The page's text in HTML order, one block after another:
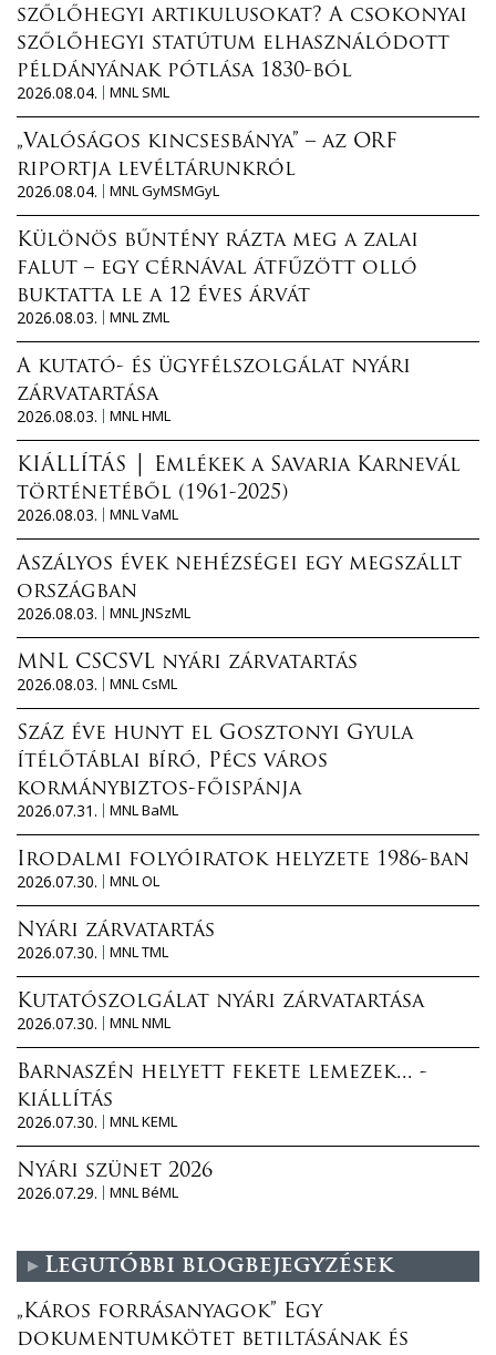
szőlőhegyi artikulusokat? A csokonyai
szőlőhegyi statútum elhasználódott
példányának pótlása 1830-ból
2026.08.04.
MNL SML
„Valóságos kincsesbánya” – az ORF
riportja levéltárunkról
2026.08.04.
MNL GyMSMGyL
Különös bűntény rázta meg a zalai
falut – egy cérnával átfűzött olló
buktatta le a 12 éves árvát
2026.08.03.
MNL ZML
A kutató- és ügyfélszolgálat nyári
zárvatartása
2026.08.03.
MNL HML
KIÁLLÍTÁS │ Emlékek a Savaria Karnevál
történetéből (1961-2025)
2026.08.03.
MNL VaML
Aszályos évek nehézségei egy megszállt
országban
2026.08.03.
MNL JNSzML
MNL CSCSVL nyári zárvatartás
2026.08.03.
MNL CsML
Száz éve hunyt el Gosztonyi Gyula
ítélőtáblai bíró, Pécs város
kormánybiztos-főispánja
2026.07.31.
MNL BaML
Irodalmi folyóiratok helyzete 1986-ban
2026.07.30.
MNL OL
Nyári zárvatartás
2026.07.30.
MNL TML
Kutatószolgálat nyári zárvatartása
2026.07.30.
MNL NML
Barnaszén helyett fekete lemezek... -
kiállítás
2026.07.30.
MNL KEML
Nyári szünet 2026
2026.07.29.
MNL BéML
Legutóbbi blogbejegyzések
„Káros forrásanyagok” Egy
dokumentumkötet betiltásának és